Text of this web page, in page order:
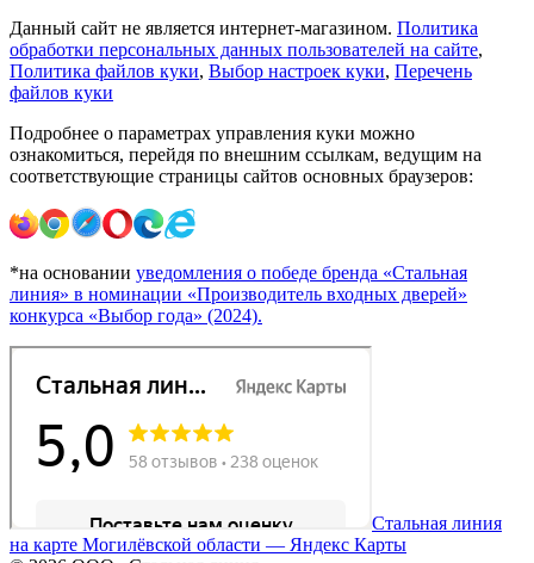
Данный сайт не является интернет-магазином. Политика
обработки персональных данных пользователей на сайте,
Политика файлов куки, Выбор настроек куки, Перечень
файлов куки
Подробнее о параметрах управления куки можно
ознакомиться, перейдя по внешним ссылкам, ведущим на
соответствующие страницы сайтов основных браузеров:
*на основании уведомления о победе бренда «Стальная
линия» в номинации «Производитель входных дверей»
конкурса «Выбор года» (2024).
Стальная линия
на карте Могилёвской области — Яндекс Карты